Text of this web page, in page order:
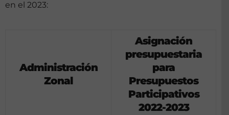
en el 2023:
Administración
Zonal
Asignación
presupuestaria
para
Presupuestos
Participativos
2022-2023